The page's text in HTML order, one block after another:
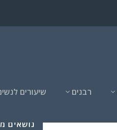
רבנים שיעורים
נושאים